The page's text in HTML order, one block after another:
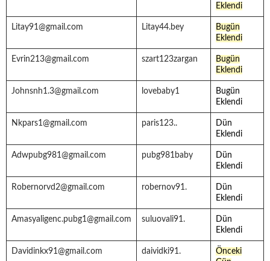
Eklendi
Litay91@gmail.com Litay44.bey
Bugün
Eklendi
Evrin213@gmail.com szart123zargan
Bugün
Eklendi
Johnsnh1.3@gmail.com lovebaby1
Bugün
Eklendi
Nkpars1@gmail.com paris123..
Dün
Eklendi
Adwpubg981@gmail.com pubg981baby
Dün
Eklendi
Robernorvd2@gmail.com robernov91.
Dün
Eklendi
Amasyaligenc.pubg1@gmail.com suluovali91.
Dün
Eklendi
Davidinkx91@gmail.com daividki91.
Önceki